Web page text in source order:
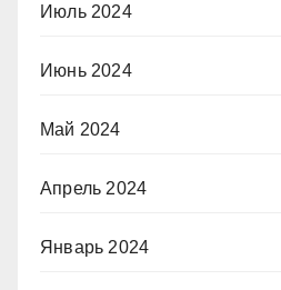
Июль 2024
Июнь 2024
Май 2024
Апрель 2024
Январь 2024